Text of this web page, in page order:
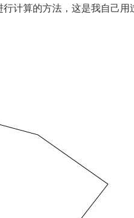
计算的方法，这是我自己用